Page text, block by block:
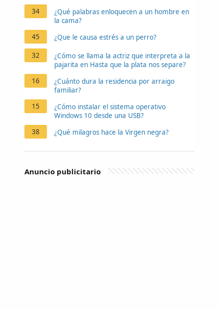
34
¿Qué palabras enloquecen a un hombre en
la cama?
45
¿Que le causa estrés a un perro?
32
¿Cómo se llama la actriz que interpreta a la
pajarita en Hasta que la plata nos separe?
16
¿Cuánto dura la residencia por arraigo
familiar?
15
¿Cómo instalar el sistema operativo
Windows 10 desde una USB?
38
¿Qué milagros hace la Virgen negra?
Anuncio publicitario